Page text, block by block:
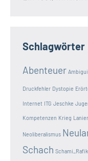
Schlagwörter
Abenteuer
Druckfehler Dystopie
Internet ITG Jeschke
Kompetenzen Krieg Lanier
Neoliberalismus
Schach Schami_Rafik